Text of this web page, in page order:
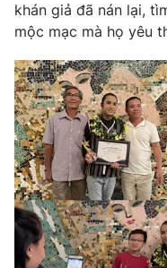
THỜI BÁO VTV
Theo dõi báo trên
Cơ quan chủ quản:Đài
khán giả đã nán lại,
mộc mạc mà họ yêu